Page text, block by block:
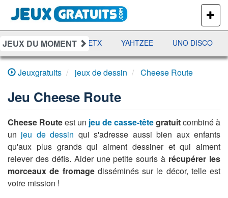
PLUS
DE
JEUX
JEUX DU MOMENT
RAMI JETX YAHTZEE UNO DISCO
Jeuxgratuits jeux de dessin Cheese Route
Jeu Cheese Route
Cheese Routeest un jeu de casse-têtegratuitcombiné à
un jeu de dessin qui s'adresse aussi bien aux enfants
qu'aux plus grands qui aiment dessiner et qui aiment
relever des défis. Aider une petite souris à récupérer les
morceaux de fromagedisséminés sur le décor, telle est
votre mission !